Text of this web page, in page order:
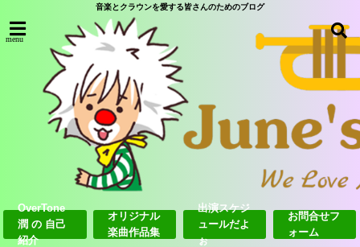
音楽とクラウンを愛する皆さんのためのブログ
menu
OverTone
潤 の 自己
紹介
オリジナル
楽曲作品集
出演スケジ
ュールだよ
ぉ
お問合せフ
ォーム